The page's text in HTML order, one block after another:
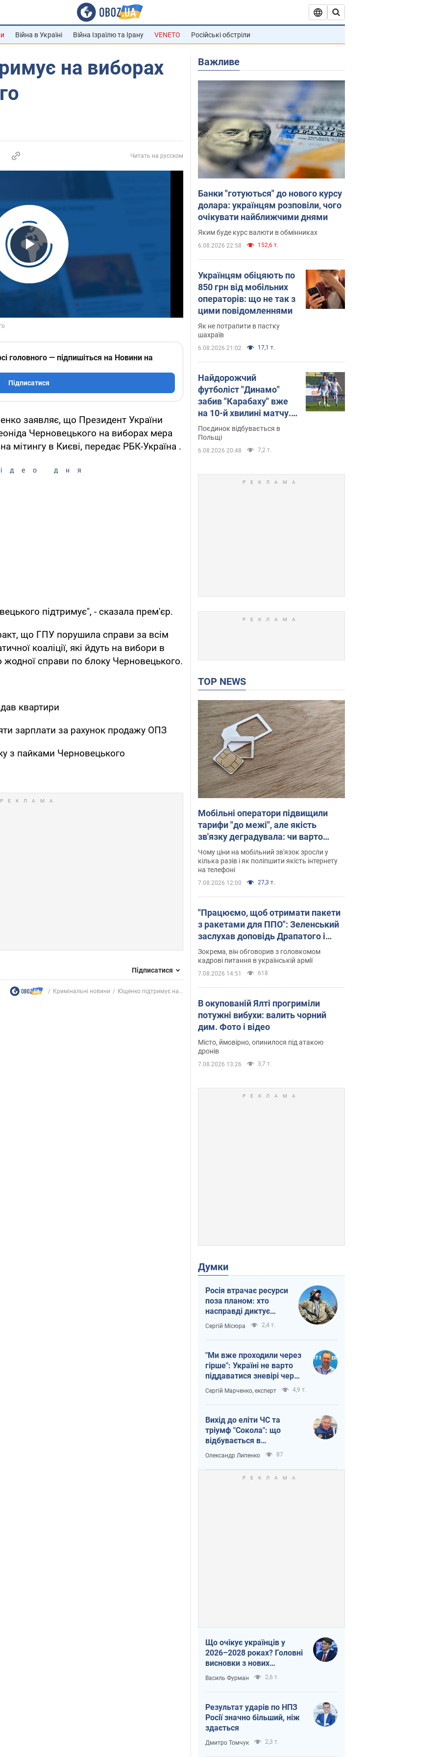
Війна в Україні Війна Ізраїлю та Ірану VENETO Російські обстріли
на виборах
Читать на русском
Play Video
головного — підпишіться на Новини на
Підписатися
заявляє, що Президент України
Черновецького на виборах мера
мітингу в Києві, передає РБК-Україна .
дня
підтримує", - сказала прем'єр.
що ГПУ порушила справи за всім
коаліції, які йдуть на вибори в
жодної справи по блоку Черновецького.
квартири
зарплати за рахунок продажу ОПЗ
з пайками Черновецького
Підписатися
Кримінальні новини Ющенко підтримує на...
Важливе
Банки "готуються" до нового курсу
долара: українцям розповіли, чого
очікувати найближчими днями
Яким буде курс валюти в обмінниках
6.08.2026 22:58 152,6 т.
Українцям обіцяють по
850 грн від мобільних
операторів: що не так з
цими повідомленнями
Як не потрапити в пастку
шахраїв
6.08.2026 21:02 17,1 т.
Найдорожчий
футболіст "Динамо"
забив "Карабаху" вже
на 10-й хвилині матчу.
Відео
Поєдинок відбувається в
Польщі
6.08.2026 20:48 7,2 т.
TOP NEWS
Мобільні оператори підвищили
тарифи "до межі", але якість
зв'язку деградувала: чи варто
скаржитись на ціни
Чому ціни на мобільний зв'язок зросли у
кілька разів і як поліпшити якість інтернету
на телефоні
7.08.2026 12:00 27,3 т.
"Працюємо, щоб отримати пакети
з ракетами для ППО": Зеленський
заслухав доповідь Драпатого і
анонсував нові кроки
Зокрема, він обговорив з головкомом
кадрові питання в українській армії
7.08.2026 14:51 618
В окупованій Ялті прогриміли
потужні вибухи: валить чорний
дим. Фото і відео
Місто, ймовірно, опинилося під атакою
дронів
7.08.2026 13:26 3,7 т.
Думки
Росія втрачає ресурси
поза планом: хто
насправді диктує
темп війни
Сергій Місюра 2,4 т.
"Ми вже проходили через
гірше": Україні не варто
піддаватися зневірі через
ракетний терор
Сергій Марченко, експерт 4,9 т.
Вихід до еліти ЧС та
тріумф "Сокола": що
відбувається в
українському хокеї
Олександр Липенко 87
Що очікує українців у
2026–2028 роках? Головні
висновки з нових
прогнозів від НБУ
Василь Фурман 2,6 т.
Результат ударів по НПЗ
Росії значно більший, ніж
здається
Дмитро Томчук 2,3 т.